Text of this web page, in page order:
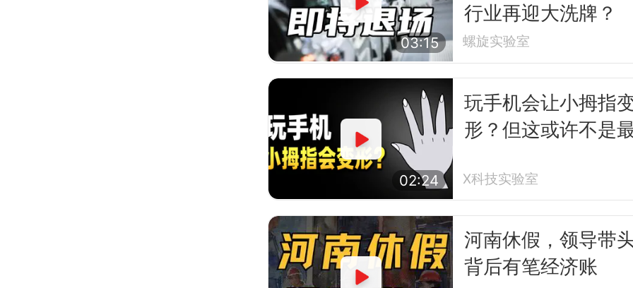
03:15
行业再迎大洗牌？
螺旋实验室
02:24
玩手机会让小拇指
形？但这或许不是
X科技实验室
河南休假，领导带
背后有笔经济账